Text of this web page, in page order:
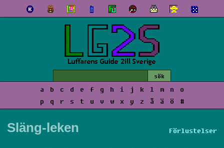
a b c d e f g h i j k l m n
o
p
q r s t u v w x y z å ä ö #
Förlustelser
Släng-leken